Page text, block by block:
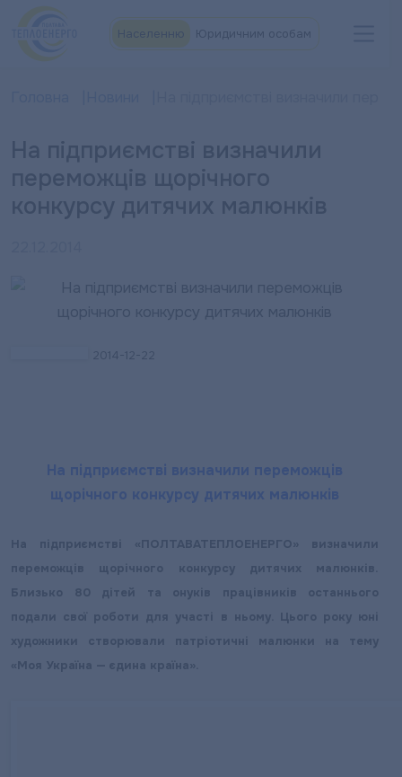
Юридичним особам
На підприємстві визначили
переможців щорічного
конкурсу дитячих малюнків
2014-12-22
На підприємстві визначили переможців
щорічного конкурсу дитячих малюнків
На підприємстві «ПОЛТАВАТЕПЛОЕНЕРГО» визначили
переможців щорічного конкурсу дитячих малюнків.
Близько 80 дітей та онуків працівників останнього
подали свої роботи для участі в ньому. Цього року юні
художники створювали патріотичні малюнки на тему
«Моя Україна — єдина країна».